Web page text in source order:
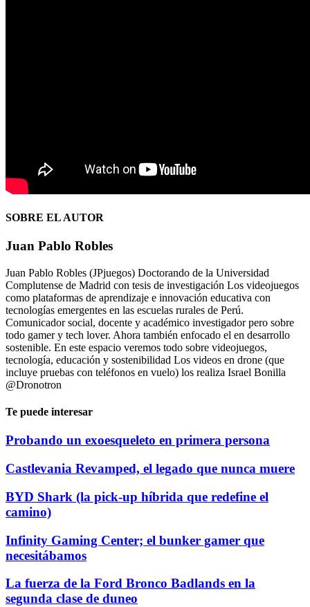
SOBRE EL AUTOR
Juan Pablo Robles
Juan Pablo Robles (JPjuegos) Doctorando de la Universidad
Complutense de Madrid con tesis de investigación Los videojuegos
como plataformas de aprendizaje e innovación educativa con
tecnologías emergentes en las escuelas rurales de Perú.
Comunicador social, docente y académico investigador pero sobre
todo gamer y tech lover. Ahora también enfocado el en desarrollo
sostenible. En este espacio veremos todo sobre videojuegos,
tecnología, educación y sostenibilidad Los videos en drone (que
incluye pruebas con teléfonos en vuelo) los realiza Israel Bonilla
@Dronotron
Te puede interesar
Probando un exoesqueleto en primera persona
Castlevania Revamped, el legado que nunca muere
BYD Shark (la pick-up híbrida que redefine el
camino)
Infinity Gaming Center; el bunker gamer que
necesitábamos
La fuerza de la Ford Bronco Badlands en la
segunda clase de duneo